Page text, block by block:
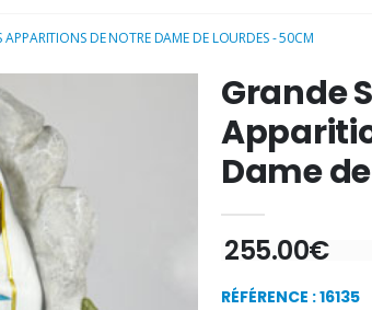
APPARITIONS DE NOTRE DAME DE LOURDES - 50CM
Grande
Dame
255.00€
RÉFÉRENCE : 16135